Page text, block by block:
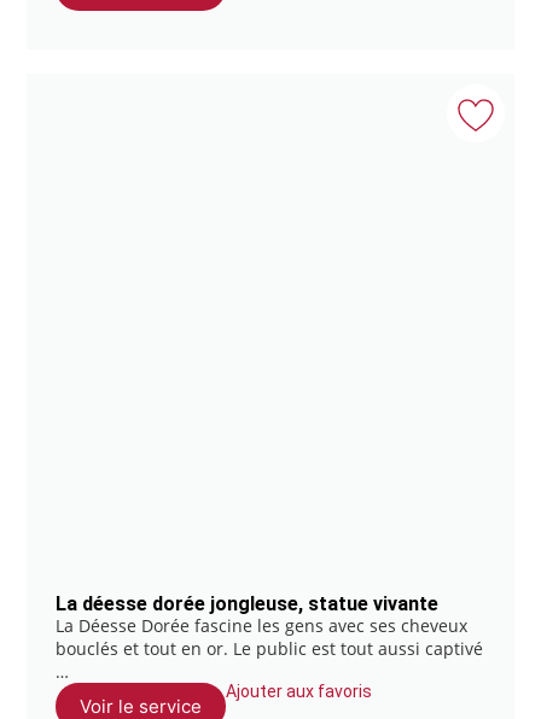
La déesse dorée jongleuse, statue vivante
La Déesse Dorée fascine les gens avec ses cheveux
bouclés et tout en or. Le public est tout aussi captivé
…
Voir le service
Ajouter aux favoris